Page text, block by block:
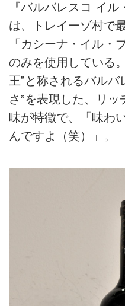
『バルバレスコ イル
は、トレイーゾ村で
「カシーナ・イル・
のみを使用している
王”と称されるバルバ
さ”を表現した、リ
味が特徴で、「味わ
んですよ（笑）」。